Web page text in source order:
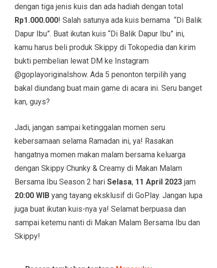
dengan tiga jenis kuis dan ada hadiah dengan total
Rp1.000.000! Salah satunya ada kuis bernama “Di Balik
Dapur Ibu”. Buat ikutan kuis “Di Balik Dapur Ibu” ini,
kamu harus beli produk Skippy di Tokopedia dan kirim
bukti pembelian lewat DM ke Instagram
@goplayoriginalshow. Ada 5 penonton terpilih yang
bakal diundang buat main game di acara ini. Seru banget
kan, guys?
Jadi, jangan sampai ketinggalan momen seru
kebersamaan selama Ramadan ini, ya! Rasakan
hangatnya momen makan malam bersama keluarga
dengan Skippy Chunky & Creamy di Makan Malam
Bersama Ibu Season 2 hari Selasa, 11 April 2023 jam
20:00 WIB yang tayang eksklusif di GoPlay. Jangan lupa
juga buat ikutan kuis-nya ya! Selamat berpuasa dan
sampai ketemu nanti di Makan Malam Bersama Ibu dan
Skippy!